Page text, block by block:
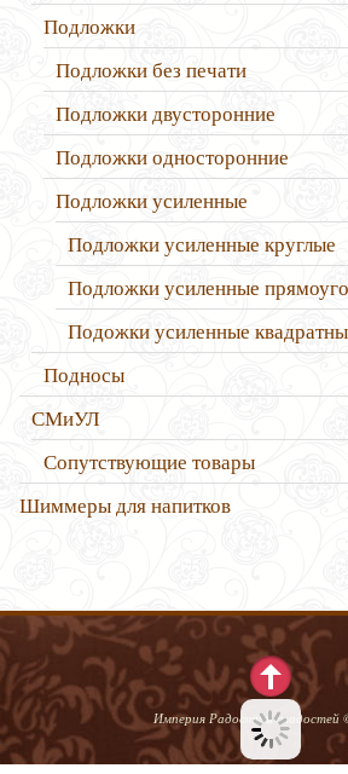
Подложки
Подложки без печати
Подложки двусторонние
Подложки односторонние
Подложки усиленные
Подложки усиленные круглые
Подложки усиленные
Подожки усиленные
Подносы
СМиУЛ
Сопутствующие товары
Шиммеры для напитков
Империя Радости и сладостей